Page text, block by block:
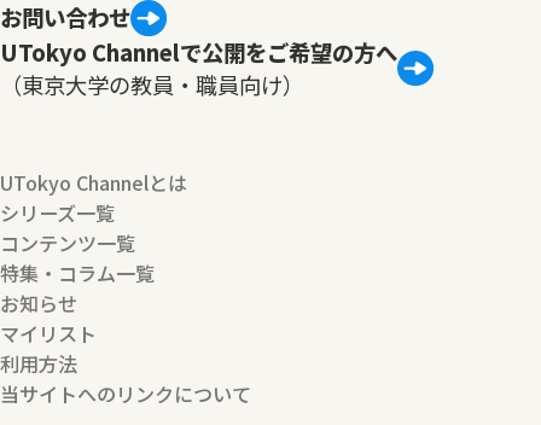
お問い合わせ
UTokyo Channelで公開をご希望の方へ
（東京大学の教員・職員向け）
UTokyo Channelとは
シリーズ一覧
コンテンツ一覧
特集・コラム一覧
お知らせ
マイリスト
利用方法
当サイトへのリンクについて